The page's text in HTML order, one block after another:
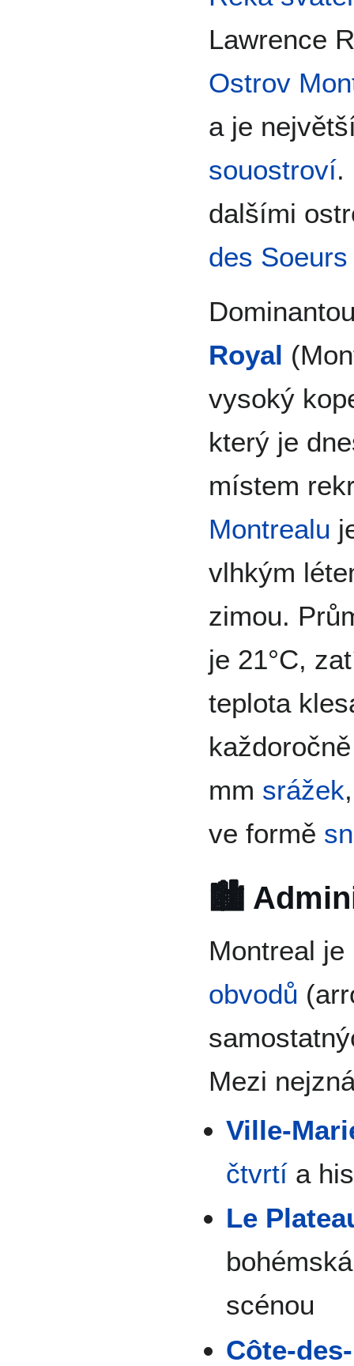
Lawrence
Ostrov
a je
souostroví.
dalšími
des Soeurs
Royal
vysoký
který je
místem
Montrealu
vlhkým
zimou.
je 21°C,
teplota
mm srážek
ve formě
🏙️
Montreal
obvodů
Mezi
Ville-
čtvrtí a
Le
scénou
Côte-